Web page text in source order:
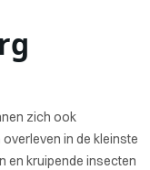
zich ook
in de kleinste
en kruipende insecten